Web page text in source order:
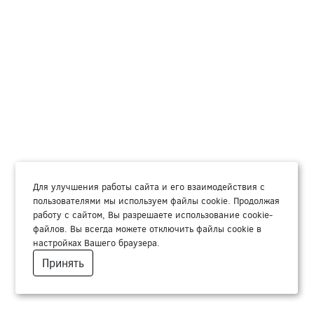
Для улучшения работы сайта и его взаимодействия с
пользователями мы используем файлы cookie. Продолжая
работу с сайтом, Вы разрешаете использование cookie-
файлов. Вы всегда можете отключить файлы cookie в
настройках Вашего браузера.
Принять